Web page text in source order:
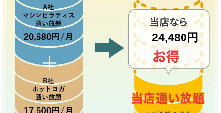
24,480円